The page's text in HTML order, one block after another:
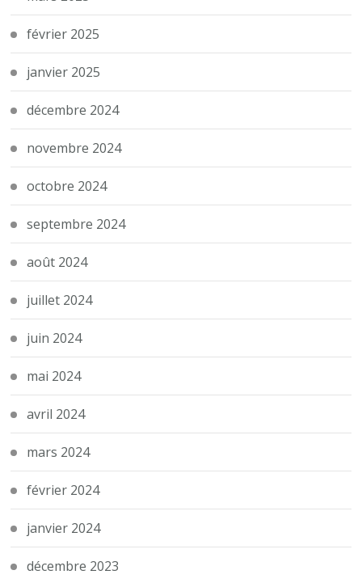
février 2025
janvier 2025
décembre 2024
novembre 2024
octobre 2024
septembre 2024
août 2024
juillet 2024
juin 2024
mai 2024
avril 2024
mars 2024
février 2024
janvier 2024
décembre 2023